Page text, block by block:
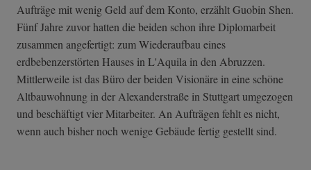
Aufträge mit wenig Geld auf dem Konto, erzählt Guobin Shen.
Fünf Jahre zuvor hatten die beiden schon ihre Diplomarbeit
zusammen angefertigt: zum Wiederaufbau eines
erdbebenzerstörten Hauses in L'Aquila in den Abruzzen.
Mittlerweile ist das Büro der beiden Visionäre in eine schöne
Altbauwohnung in der Alexanderstraße in Stuttgart umgezogen
und beschäftigt vier Mitarbeiter. An Aufträgen fehlt es nicht,
wenn auch bisher noch wenige Gebäude fertig gestellt sind.